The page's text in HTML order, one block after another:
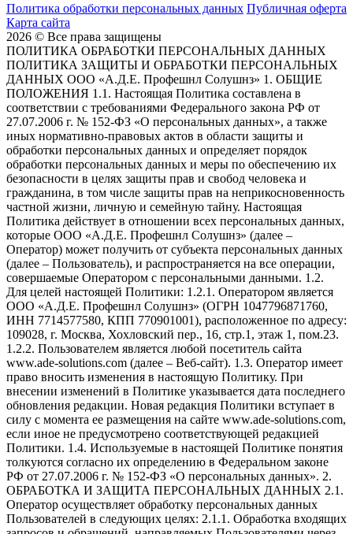
Политика обработки персональных данных Публичная оферта
Карта сайта
2026 © Все права защищены
ПОЛИТИКА ОБРАБОТКИ ПЕРСОНАЛЬНЫХ ДАННЫХ
ПОЛИТИКА ЗАЩИТЫ И ОБРАБОТКИ ПЕРСОНАЛЬНЫХ
ДАННЫХ ООО «А.Д.Е. Профешнл Солушнз» 1. ОБЩИЕ
ПОЛОЖЕНИЯ 1.1. Настоящая Политика составлена в
соответствии с требованиями Федерального закона РФ от
27.07.2006 г. № 152-ФЗ «О персональных данных», а также
иных нормативно-правовых актов в области защиты и
обработки персональных данных и определяет порядок
обработки персональных данных и меры по обеспечению их
безопасности в целях защиты прав и свобод человека и
гражданина, в том числе защиты прав на неприкосновенность
частной жизни, личную и семейную тайну. Настоящая
Политика действует в отношении всех персональных данных,
которые ООО «А.Д.Е. Профешнл Солушнз» (далее –
Оператор) может получить от субъекта персональных данных
(далее – Пользователь), и распространяется на все операции,
совершаемые Оператором с персональными данными. 1.2.
Для целей настоящей Политики: 1.2.1. Оператором является
ООО «А.Д.Е. Профешнл Солушнз» (ОГРН 1047796871760,
ИНН 7714577580, КПП 770901001), расположенное по адресу:
109028, г. Москва, Хохловский пер., 16, стр.1, этаж 1, пом.23.
1.2.2. Пользователем является любой посетитель сайта
www.ade-solutions.com (далее – Веб-сайт). 1.3. Оператор имеет
право вносить изменения в настоящую Политику. При
внесении изменений в Политике указывается дата последнего
обновления редакции. Новая редакция Политики вступает в
силу с момента ее размещения на сайте www.ade-solutions.com,
если иное не предусмотрено соответствующей редакцией
Политики. 1.4. Используемые в настоящей Политике понятия
толкуются согласно их определению в Федеральном законе
РФ от 27.07.2006 г. № 152-ФЗ «О персональных данных». 2.
ОБРАБОТКА И ЗАЩИТА ПЕРСОНАЛЬНЫХ ДАННЫХ 2.1.
Оператор осуществляет обработку персональных данных
Пользователей в следующих целях: 2.1.1. Обработка входящих